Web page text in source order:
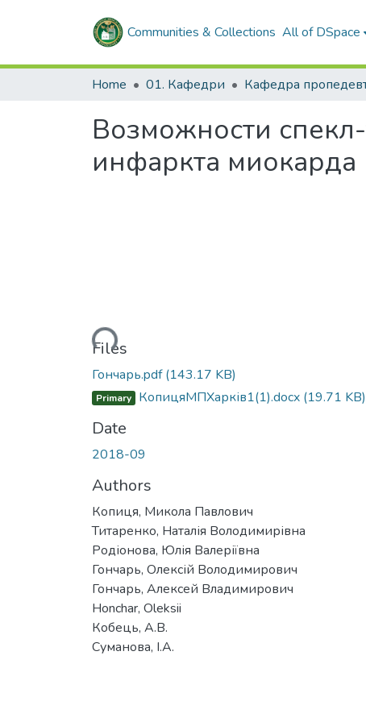
Communities & Collections All of DSpace
Home 01. Кафедри
Возможности
инфаркта миокарда
Loading...
Files
Гончарь.pdf(143.17 KB)
Primary КопицяМПХарків1(1).docx (19.71 KB)
Date
2018-09
Authors
Копиця, Микола Павлович
Титаренко, Наталія Володимирівна
Родіонова, Юлія Валеріївна
Гончарь, Олексій Володимирович
Гончарь, Алексей Владимирович
Honchar, Oleksii
Кобець, А.В.
Суманова, І.А.